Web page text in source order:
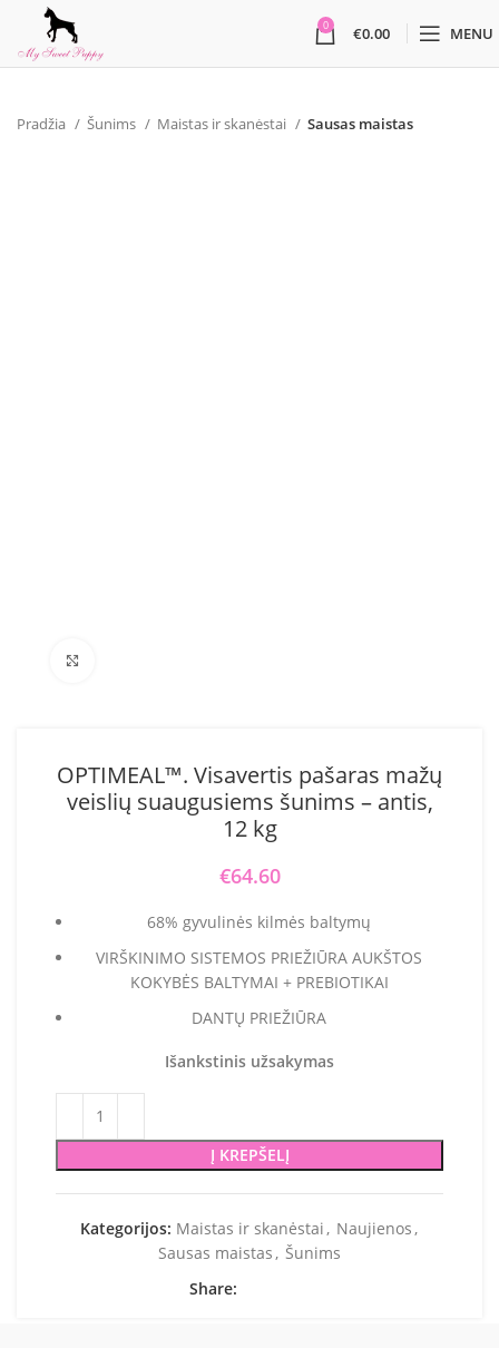
0 €0.00 MENU
Pradžia Šunims Maistas ir skanėstai Sausas maistas
OPTIMEAL™. Visavertis pašaras mažų
veislių suaugusiems šunims – antis,
12 kg
€64.60
68% gyvulinės kilmės baltymų
VIRŠKINIMO SISTEMOS PRIEŽIŪRA AUKŠTOS
KOKYBĖS BALTYMAI + PREBIOTIKAI
DANTŲ PRIEŽIŪRA
Išankstinis užsakymas
Į KREPŠELĮ
Kategorijos: Maistas ir skanėstai , Naujienos ,
Sausas maistas , Šunims
Share: